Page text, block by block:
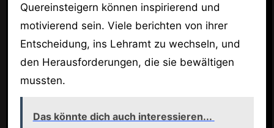
Quereinsteigern können inspirierend und
motivierend sein. Viele berichten von ihrer
Entscheidung, ins Lehramt zu wechseln, und
den Herausforderungen, die sie bewältigen
mussten.
Das könnte dich auch interessieren...